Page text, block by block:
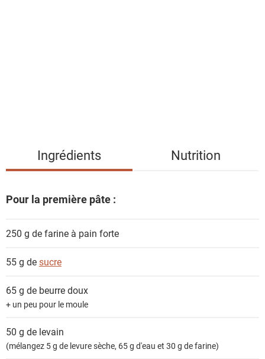
d
n
Ingrédients Nutrition
Pour la première pâte :
250 g defarine à pain forte
55 g desucre
65 g de beurre doux
+ un peu pour le moule
50 g de levain
(mélangez 5 g de levure sèche, 65 g d'eau et 30 g de farine)